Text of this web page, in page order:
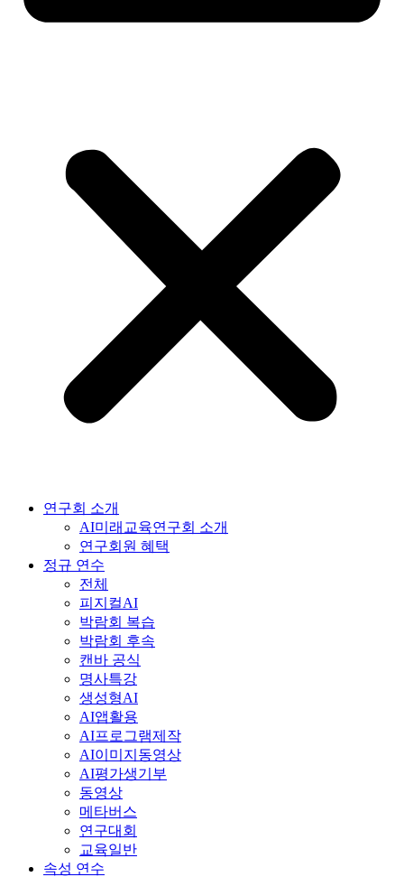
연구회 소개
AI미래교육연구회 소개
연구회원 혜택
정규 연수
전체
피지컬AI
박람회 복습
박람회 후속
캔바 공식
명사특강
생성형AI
AI앱활용
AI프로그램제작
AI이미지동영상
AI평가생기부
동영상
메타버스
연구대회
교육일반
속성 연수